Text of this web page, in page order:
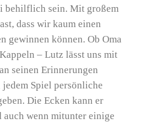
behilflich sein. Mit großem
dass wir kaum einen
gewinnen können. Ob Oma
– Lutz lässt uns mit
seinen Erinnerungen
Spiel persönliche
Die Ecken kann er
auch wenn mitunter einige